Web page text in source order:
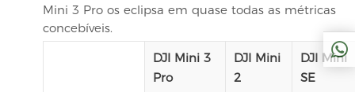
Mini 3 Pro os eclipsa em quase todas as métricas
concebíveis.
DJI Mini 3
Pro
DJI Mini
2
DJI Mini
SE